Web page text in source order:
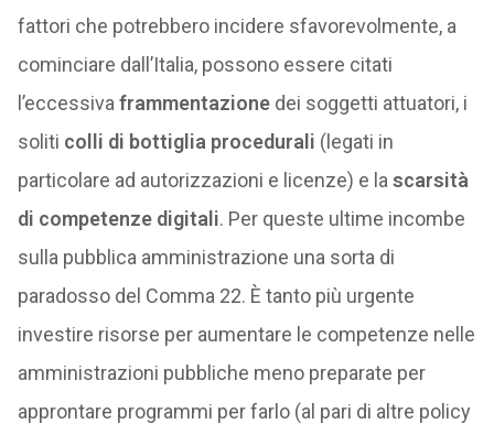
fattori che potrebbero incidere sfavorevolmente, a
cominciare dall’Italia, possono essere citati
l’eccessiva frammentazionedei soggetti attuatori, i
soliti colli di bottiglia procedurali (legati in
particolare ad autorizzazioni e licenze) e la scarsità
di competenze digitali. Per queste ultime incombe
sulla pubblica amministrazione una sorta di
paradosso del Comma 22. È tanto più urgente
investire risorse per aumentare le competenze nelle
amministrazioni pubbliche meno preparate per
approntare programmi per farlo (al pari di altre policy